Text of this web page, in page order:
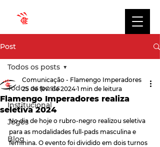
Post
Todos os posts
Institucional
Jogos
Blog
Todos os posts
Flamengo Imperadores realiza
seletiva 2024
Comunicação - Flamengo Imperadores
25 de fev. de 2024 1 min de leitura
No dia de hoje o rubro-negro realizou seletiva
para as modalidades full-pads masculina e
feminina. O evento foi dividido em dois turnos